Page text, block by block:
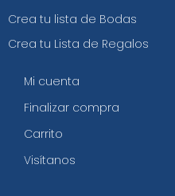
Crea tu lista de Bodas
Crea tu Lista de Regalos
Mi cuenta
Finalizar compra
Carrito
Visítanos